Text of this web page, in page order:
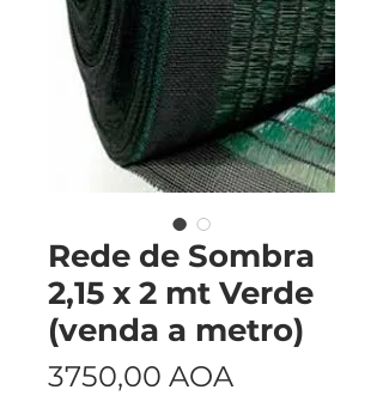
Rede de Sombra
2,15 x 2 mt Verde
(venda a metro)
3750,00 AOA